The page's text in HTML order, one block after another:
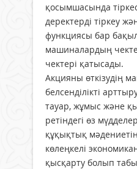
қосымшасында
деректерді тіркеу
функциясы бар
машиналардың
чектері қатысады.
Акцияны өткізудің
белсенділікті
тауар, жұмыс және
ретіндегі өз
құқықтық
көлеңкелі
қысқарту болып